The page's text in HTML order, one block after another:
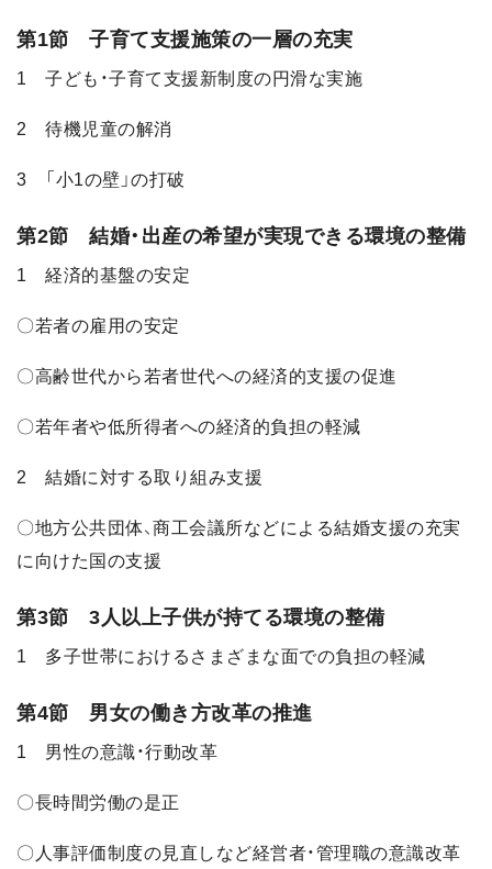
第1節 子育て支援施策の一層の充実
1 子ども・子育て支援新制度の円滑な実施
2 待機児童の解消
3 「小1の壁」の打破
第2節 結婚・出産の希望が実現できる環境の整備
1 経済的基盤の安定
〇若者の雇用の安定
〇高齢世代から若者世代への経済的支援の促進
〇若年者や低所得者への経済的負担の軽減
2 結婚に対する取り組み支援
〇地方公共団体、商工会議所などによる結婚支援の充実
に向けた国の支援
第3節 3人以上子供が持てる環境の整備
1 多子世帯におけるさまざまな面での負担の軽減
第4節 男女の働き方改革の推進
1 男性の意識・行動改革
〇長時間労働の是正
〇人事評価制度の見直しなど経営者・管理職の意識改革